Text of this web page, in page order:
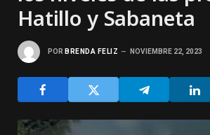
Hatillo y Sabaneta
POR BRENDA FELIZ NOVIEMBRE 22, 2023